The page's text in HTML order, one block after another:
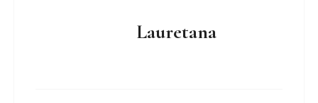
Lauretana